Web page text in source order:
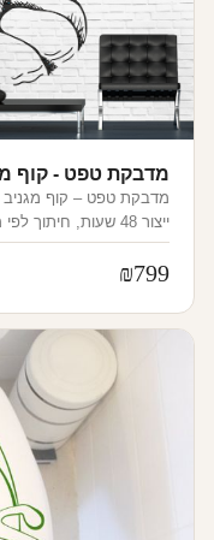
מדבקת טפט - קוף
מדבקת טפט – קוף מגניב
ייצור 48 שעות, חיתוך לפי מידה.
₪799